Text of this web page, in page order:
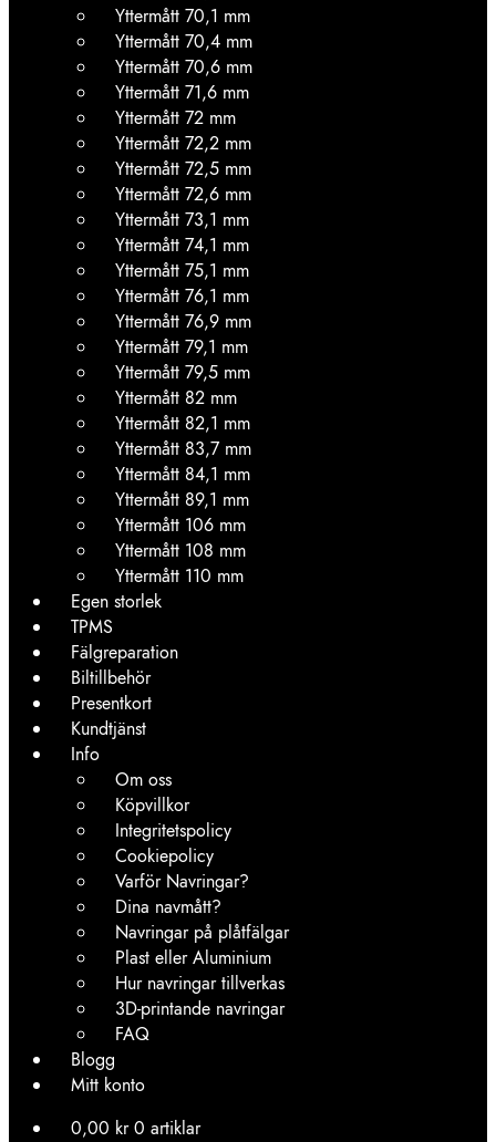
Yttermått 70,1 mm
Yttermått 70,4 mm
Yttermått 70,6 mm
Yttermått 71,6 mm
Yttermått 72 mm
Yttermått 72,2 mm
Yttermått 72,5 mm
Yttermått 72,6 mm
Yttermått 73,1 mm
Yttermått 74,1 mm
Yttermått 75,1 mm
Yttermått 76,1 mm
Yttermått 76,9 mm
Yttermått 79,1 mm
Yttermått 79,5 mm
Yttermått 82 mm
Yttermått 82,1 mm
Yttermått 83,7 mm
Yttermått 84,1 mm
Yttermått 89,1 mm
Yttermått 106 mm
Yttermått 108 mm
Yttermått 110 mm
Egen storlek
TPMS
Fälgreparation
Biltillbehör
Presentkort
Kundtjänst
Info
Om oss
Köpvillkor
Integritetspolicy
Cookiepolicy
Varför Navringar?
Dina navmått?
Navringar på plåtfälgar
Plast eller Aluminium
Hur navringar tillverkas
3D-printande navringar
FAQ
Blogg
Mitt konto
0,00 kr 0 artiklar